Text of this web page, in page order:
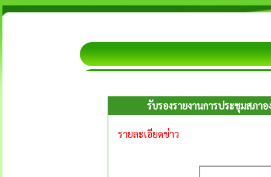
รับรองรายงานการประชุมสภ
รายละเอียดข่าว